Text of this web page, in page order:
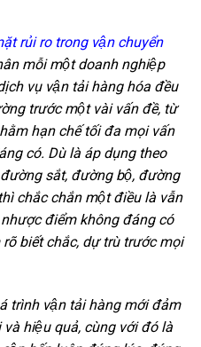
rủi ro trong vận chuyển
mỗi một doanh nghiệp
vụ vận tải hàng hóa đều
trước một vài vấn đề, từ
hạn chế tối đa mọi vấn
có. Dù là áp dụng theo
sắt, đường bộ, đường
chắc chắn một điều là vẫn
điểm không đáng có
biết chắc, dự trù trước mọi
trình vận tải hàng mới đảm
hiệu quả, cùng với đó là